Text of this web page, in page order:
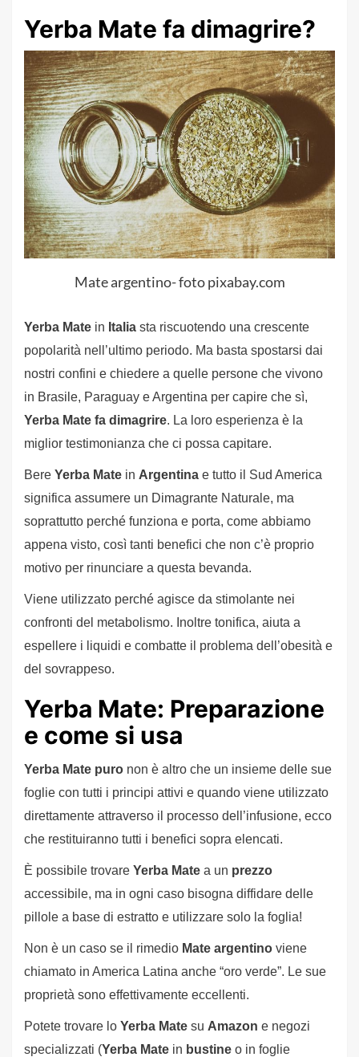
Yerba Mate fa dimagrire?
Mate argentino- foto pixabay.com
Yerba Mate in Italia sta riscuotendo una crescente
popolarità nell’ultimo periodo. Ma basta spostarsi dai
nostri confini e chiedere a quelle persone che vivono
in Brasile, Paraguay e Argentina per capire che sì,
Yerba Mate fa dimagrire. La loro esperienza è la
miglior testimonianza che ci possa capitare.
Bere Yerba Mate in Argentina e tutto il Sud America
significa assumere un Dimagrante Naturale, ma
soprattutto perché funziona e porta, come abbiamo
appena visto, così tanti benefici che non c’è proprio
motivo per rinunciare a questa bevanda.
Viene utilizzato perché agisce da stimolante nei
confronti del metabolismo. Inoltre tonifica, aiuta a
espellere i liquidi e combatte il problema dell’obesità e
del sovrappeso.
Yerba Mate: Preparazione
e come si usa
Yerba Mate puro non è altro che un insieme delle sue
foglie con tutti i principi attivi e quando viene utilizzato
direttamente attraverso il processo dell’infusione, ecco
che restituiranno tutti i benefici sopra elencati.
È possibile trovare Yerba Mate a un prezzo
accessibile, ma in ogni caso bisogna diffidare delle
pillole a base di estratto e utilizzare solo la foglia!
Non è un caso se il rimedio Mate argentino viene
chiamato in America Latina anche “oro verde”. Le sue
proprietà sono effettivamente eccellenti.
Potete trovare lo Yerba Mate su Amazon e negozi
specializzati (Yerba Mate in bustine o in foglie